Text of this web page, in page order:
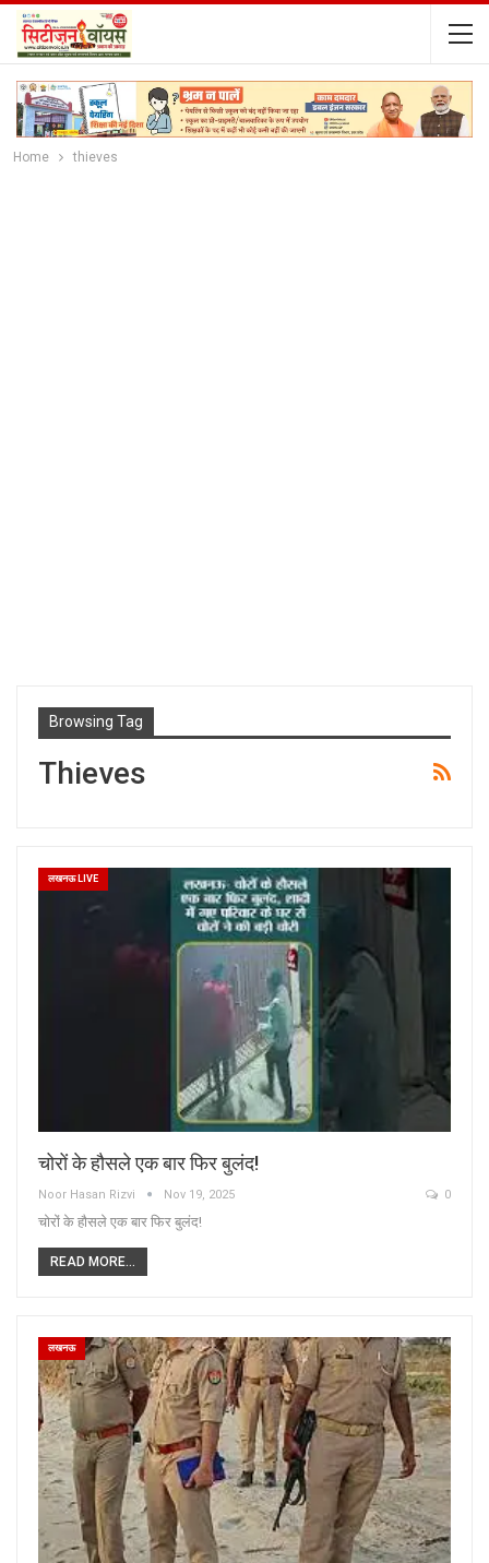
Home thieves
Browsing Tag
Thieves
लखनऊ LIVE
चोरों के हौसले एक बार फिर बुलंद!
Noor Hasan Rizvi Nov 19, 2025 0
चोरों के हौसले एक बार फिर बुलंद!
READ MORE...
लखनऊ